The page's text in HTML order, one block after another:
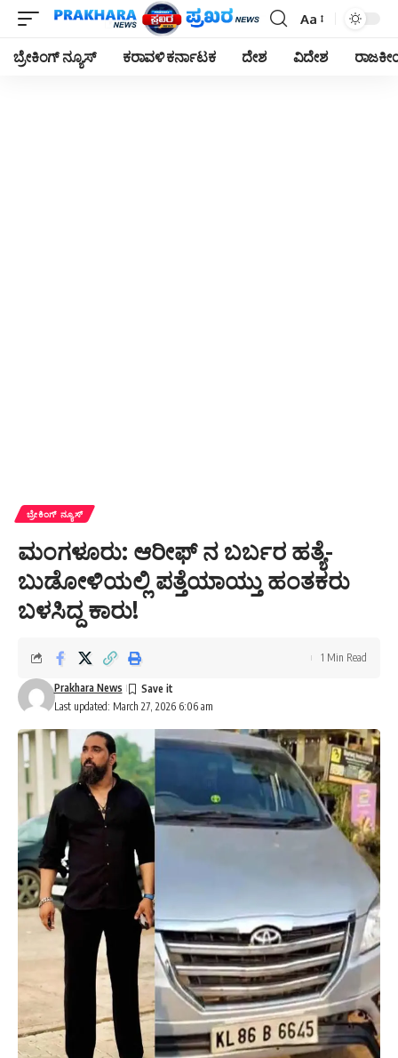
Font
Resizer
Aa
ಬ್ರೇಕಿಂಗ್ ನ್ಯೂಸ್ ಕರಾವಳಿ ಕರ್ನಾಟಕ ದೇಶ ವಿದೇಶ
ಬ್ರೇಕಿಂಗ್ ನ್ಯೂಸ್
ಮಂಗಳೂರು: ಆರೀಫ್ ನ ಬರ್ಬರ ಹತ್ಯೆ-
ಬುಡೋಳಿಯಲ್ಲಿ ಪತ್ತೆಯಾಯ್ತು ಹಂತಕರು
ಬಳಸಿದ್ದ ಕಾರು!
Last updated: March 27, 2026 6:06 am
Prakhara News
1 Min Read